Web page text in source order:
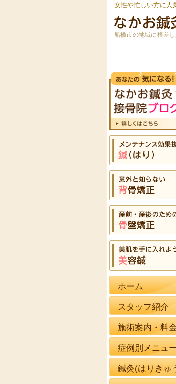
女性や忙しい方に人
船橋市の地域に根差
ホーム
スタッフ紹介
施術案内・料
症例別メニュ
鍼灸(はりきゅ